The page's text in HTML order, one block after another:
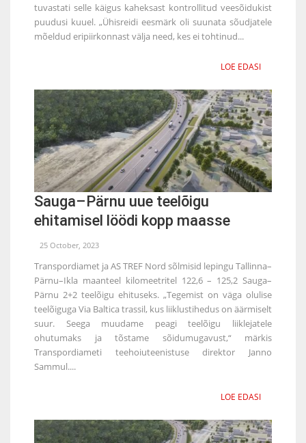
tuvastati selle käigus kaheksast kontrollitud veesõidukist
puudusi kuuel. „Ühisreidi eesmärk oli suunata sõudjatele
mõeldud eripiirkonnast välja need, kes ei tohtinud...
LOE EDASI
Sauga–Pärnu uue teelõigu
ehitamisel löödi kopp maasse
25 October, 2023
Transpordiamet ja AS TREF Nord sõlmisid lepingu Tallinna–
Pärnu–Ikla maanteel kilomeetritel 122,6 – 125,2 Sauga–
Pärnu 2+2 teelõigu ehituseks. „Tegemist on väga olulise
teelõiguga Via Baltica trassil, kus liiklustihedus on äärmiselt
suur. Seega muudame peagi teelõigu liiklejatele
ohutumaks ja tõstame sõidumugavust,“ märkis
Transpordiameti teehoiuteenistuse direktor Janno
Sammul....
LOE EDASI